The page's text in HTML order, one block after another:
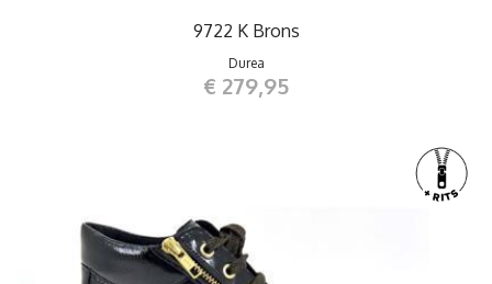
9722 K Brons
Durea
€ 279,95